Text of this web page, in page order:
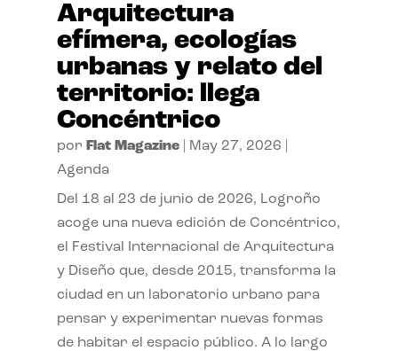
Arquitectura
efímera, ecologías
urbanas y relato del
territorio: llega
Concéntrico
por Flat Magazine| May 27, 2026
Agenda
Del 18 al 23 de junio de 2026, Logroño
acoge una nueva edición de Concéntrico,
el Festival Internacional de Arquitectura
y Diseño que, desde 2015, transforma la
ciudad en un laboratorio urbano para
pensar y experimentar nuevas formas
de habitar el espacio público. A lo largo